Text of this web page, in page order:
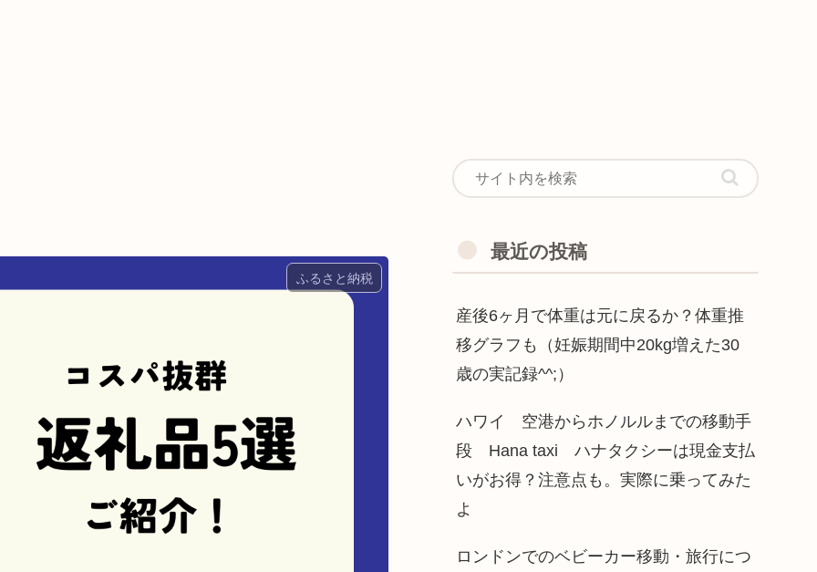
ふるさと納税
最近の投稿
産後6ヶ月で体重は元に戻るか？体重推
移グラフも（妊娠期間中20kg増えた30
歳の実記録^^;）
ハワイ 空港からホノルルまでの移動手
段 Hana taxi ハナタクシーは現金支払
いがお得？注意点も。実際に乗ってみた
よ
ロンドンでのベビーカー移動・旅行につ